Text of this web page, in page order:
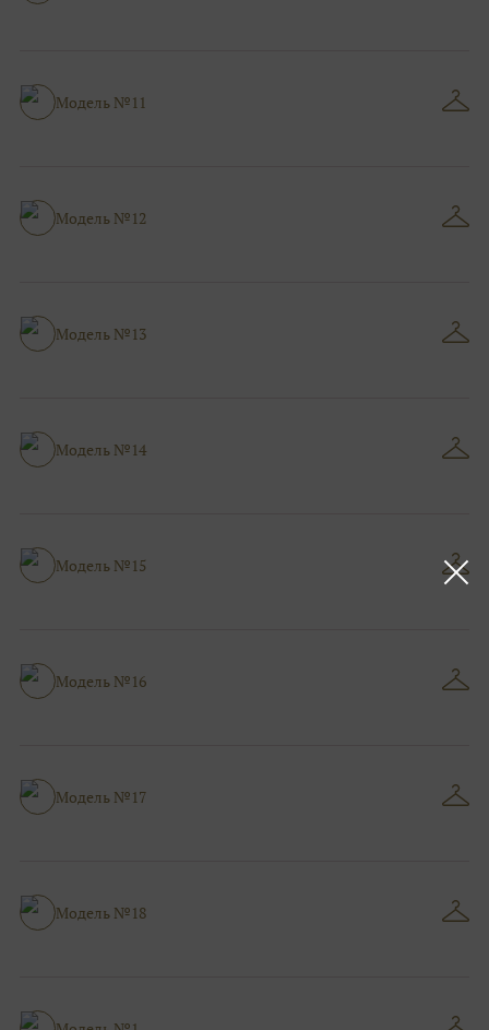
Модель №11
Модель №12
Модель №13
Модель №14
Модель №15
Модель №16
Модель №17
Модель №18